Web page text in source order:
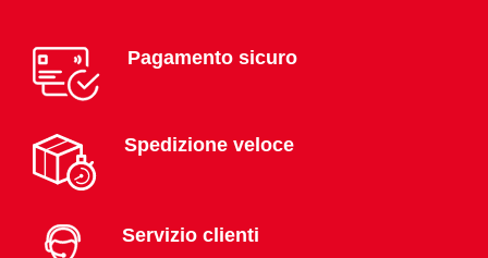
Pagamento sicuro
Spedizione veloce
Servizio clienti